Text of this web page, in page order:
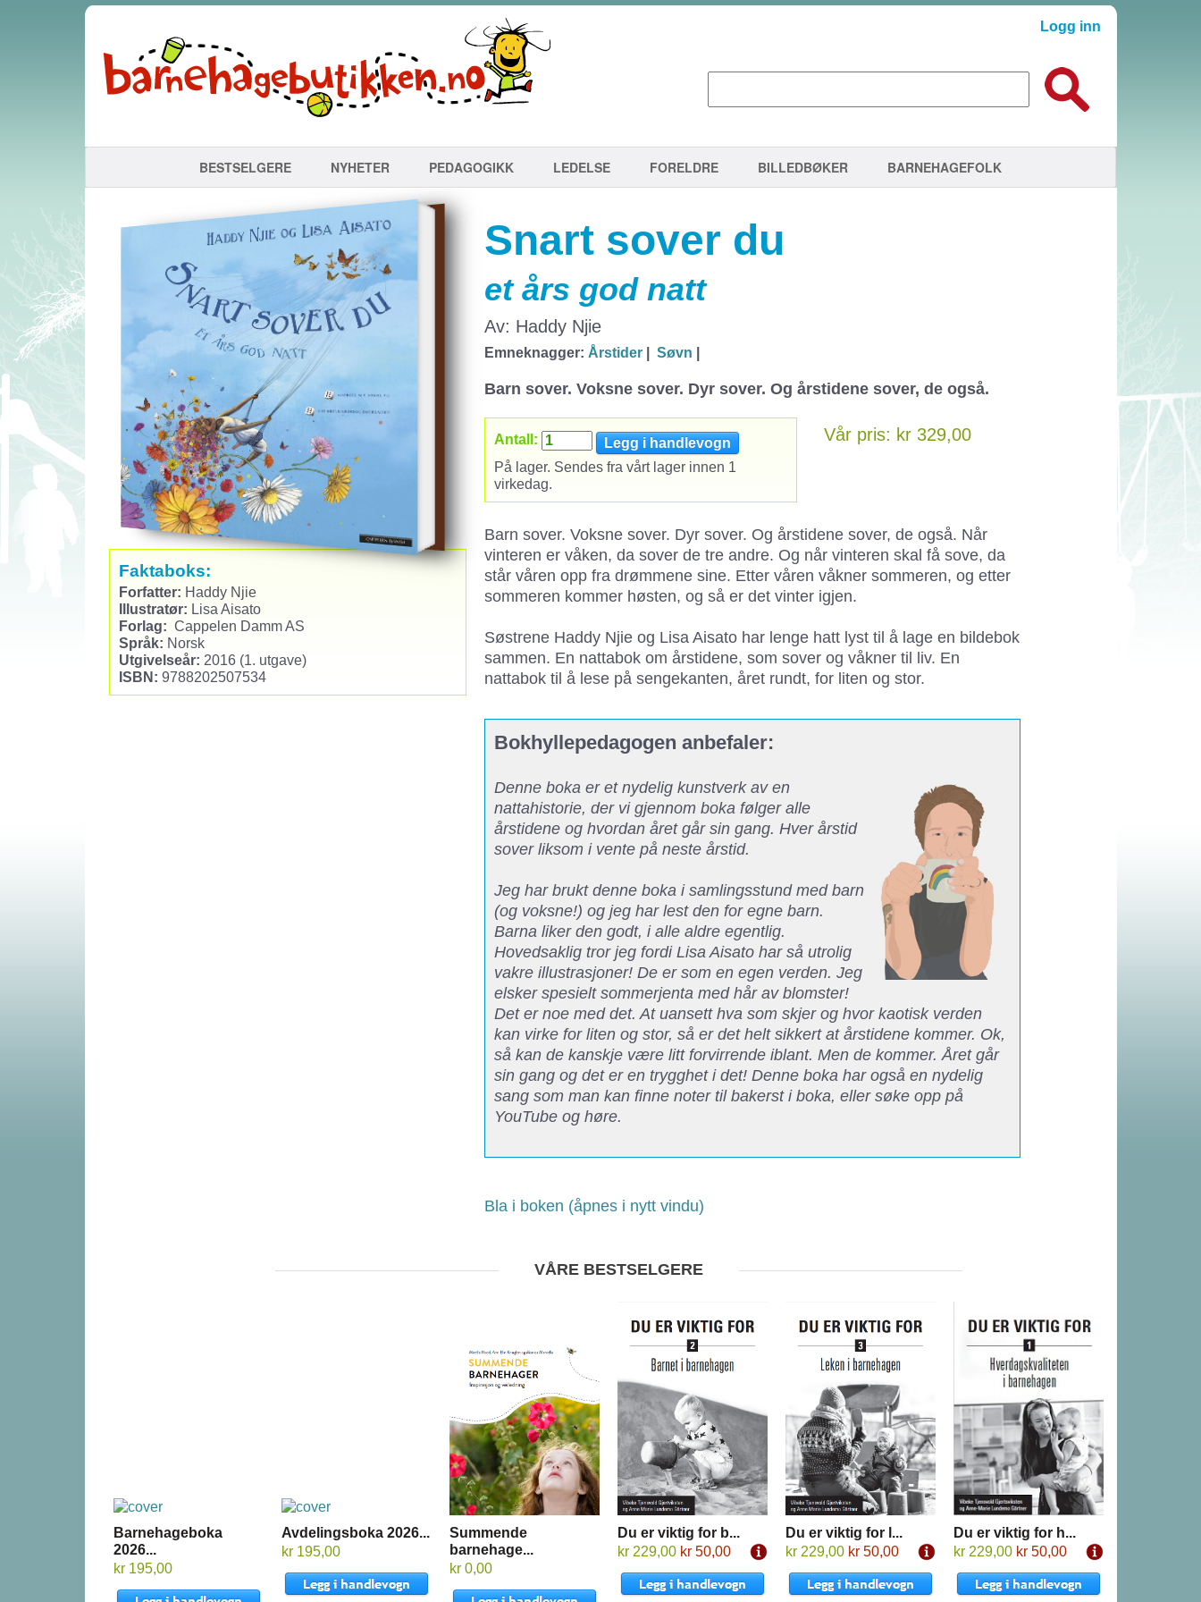
Logg inn
BESTSELGERE NYHETER PEDAGOGIKK LEDELSE FORELDRE BILLEDBØKER BARNEHAGEFOLK
Faktaboks:
Forfatter: Haddy Njie
Illustratør: Lisa Aisato
Forlag: Cappelen Damm AS
Språk: Norsk
Utgivelseår: 2016 (1. utgave)
ISBN: 9788202507534
Snart sover du
et års god natt
Av: Haddy Njie
Emneknagger: Årstider Søvn
Barn sover. Voksne sover. Dyr sover. Og årstidene sover, de også.
Vår pris: kr 329,00
Antall:
På lager. Sendes fra vårt lager innen 1
virkedag.
Barn sover. Voksne sover. Dyr sover. Og årstidene sover, de også. Når
vinteren er våken, da sover de tre andre. Og når vinteren skal få sove, da
står våren opp fra drømmene sine. Etter våren våkner sommeren, og etter
sommeren kommer høsten, og så er det vinter igjen.
Søstrene Haddy Njie og Lisa Aisato har lenge hatt lyst til å lage en bildebok
sammen. En nattabok om årstidene, som sover og våkner til liv. En
nattabok til å lese på sengekanten, året rundt, for liten og stor.
Bokhyllepedagogen anbefaler:
Denne boka er et nydelig kunstverk av en
nattahistorie, der vi gjennom boka følger alle
årstidene og hvordan året går sin gang. Hver årstid
sover liksom i vente på neste årstid.
Jeg har brukt denne boka i samlingsstund med barn
(og voksne!) og jeg har lest den for egne barn.
Barna liker den godt, i alle aldre egentlig.
Hovedsaklig tror jeg fordi Lisa Aisato har så utrolig
vakre illustrasjoner! De er som en egen verden. Jeg
elsker spesielt sommerjenta med hår av blomster!
Det er noe med det. At uansett hva som skjer og hvor kaotisk verden
kan virke for liten og stor, så er det helt sikkert at årstidene kommer. Ok,
så kan de kanskje være litt forvirrende iblant. Men de kommer. Året går
sin gang og det er en trygghet i det! Denne boka har også en nydelig
sang som man kan finne noter til bakerst i boka, eller søke opp på
YouTube og høre.
Bla i boken (åpnes i nytt vindu)
VÅRE BESTSELGERE
Barnehageboka
2026...
kr 195,00
Avdelingsboka 2026...
kr 195,00
Summende
barnehage...
kr 0,00
Du er viktig for b...
kr 229,00 kr 50,00
Du er viktig for l...
kr 229,00 kr 50,00
Du er viktig for h...
kr 229,00 kr 50,00